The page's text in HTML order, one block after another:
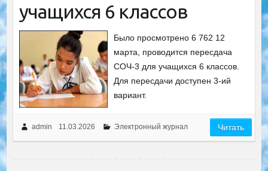
учащихся 6 классов
Было просмотрено 6 762 12
марта, проводится пересдача
СОЧ-3 для учащихся 6 классов.
Для пересдачи доступен 3-ий
вариант.
admin 11.03.2026 Электронный журнал Читать